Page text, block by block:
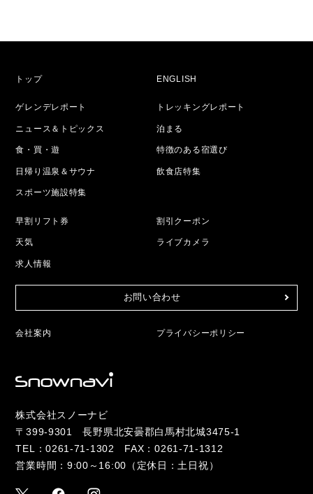
トップ ENGLISH
ゲレンデレポート トレッキングレポート
ニュース＆トピックス 泊まる
食・買・遊 特徴のある宿選び
日帰り温泉＆サウナ 飲食店特集
スポーツ施設特集
早割リフト券 割引クーポン
天気 ライブカメラ
求人情報
お問い合わせ
会社案内 プライバシーポリシー
株式会社スノーナビ
〒399-9301 長野県北安曇郡白馬村北城3475-1
TEL：0261-71-1302
FAX：0261-71-1312
営業時間：9:00～16:00（定休日：土日祝）